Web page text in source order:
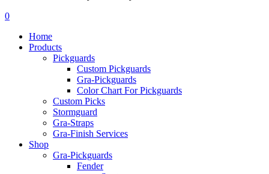
Menu
search
account
0
Home
Products
Pickguards
Custom Pickguards
Gra-Pickguards
Color Chart For Pickguards
Custom Picks
Stormguard
Gra-Straps
Gra-Finish Services
Shop
Gra-Pickguards
Fender